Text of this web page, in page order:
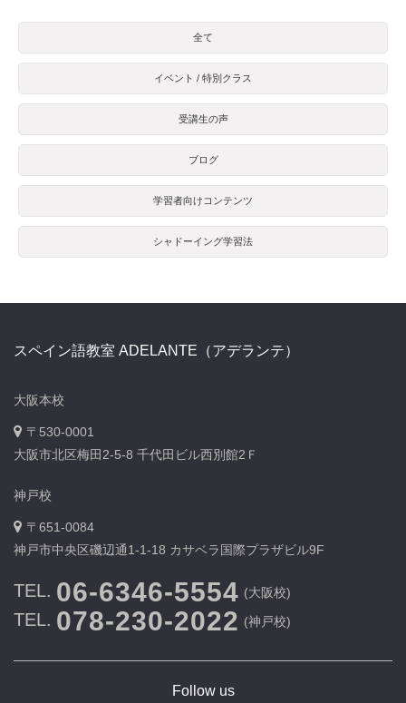
全て
イベント / 特別クラス
受講生の声
ブログ
学習者向けコンテンツ
シャドーイング学習法
スペイン語教室 ADELANTE（アデランテ）
大阪本校
〒530-0001
大阪市北区梅田2-5-8 千代田ビル西別館2Ｆ
神戸校
〒651-0084
神戸市中央区磯辺通1-1-18 カサベラ国際プラザビル9F
TEL. 06-6346-5554 (大阪校)
TEL. 078-230-2022 (神戸校)
Follow us